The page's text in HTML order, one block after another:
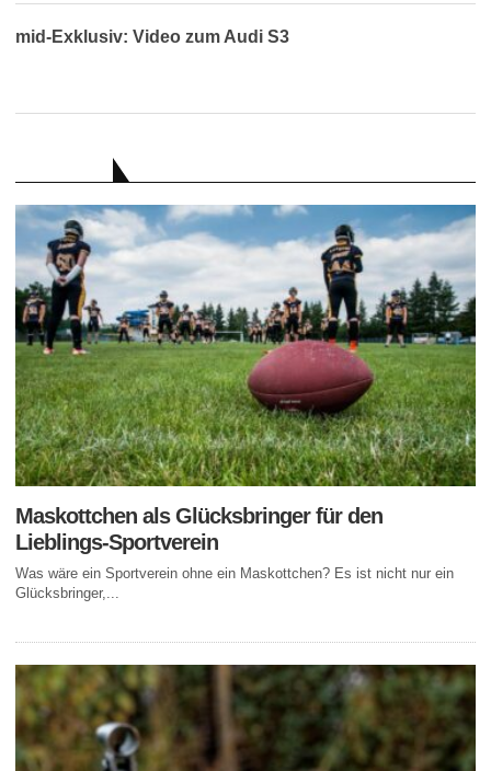
mid-Exklusiv: Video zum Audi S3
Maskottchen als Glücksbringer für den
Lieblings-Sportverein
Was wäre ein Sportverein ohne ein Maskottchen? Es ist nicht nur ein
Glücksbringer,...